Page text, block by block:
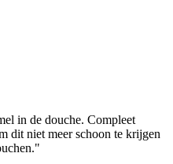
in de douche. Compleet
dit niet meer schoon te krijgen
"